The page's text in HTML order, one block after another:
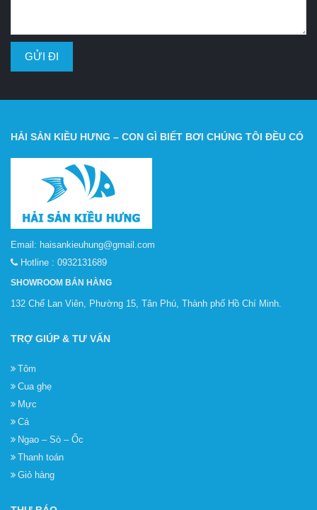
HẢI SẢN KIỀU HƯNG – CON GÌ BIẾT BƠI CHÚNG TÔI ĐỀU CÓ
Email: haisankieuhung@gmail.com
Hotline : 0932131689
SHOWROOM BÁN HÀNG
132 Chế Lan Viên, Phường 15, Tân Phú, Thành phố Hồ Chí Minh.
TRỢ GIÚP & TƯ VẤN
Tôm
Cua ghẹ
Mực
Cá
Ngao – Sò – Ốc
Thanh toán
Giỏ hàng